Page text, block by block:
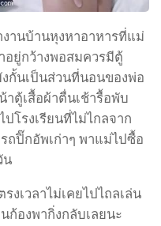
านบ้านหุงหาอาหารที่แม่
อยู่กว้างพอสมควรมีตู้
กั้นเป็นส่วนที่นอนของพ่อ
ตู้เสื้อผ้าตื่นเช้ารื้อพับ
ปโรงเรียนที่ไม่ไกลจาก
ถปิ๊กอัพเก่าๆ พาแม่ไปซื้อ
น
งเวลาไม่เคยไปไถลเล่น
ก้องพากิ่งกลับเลยนะ